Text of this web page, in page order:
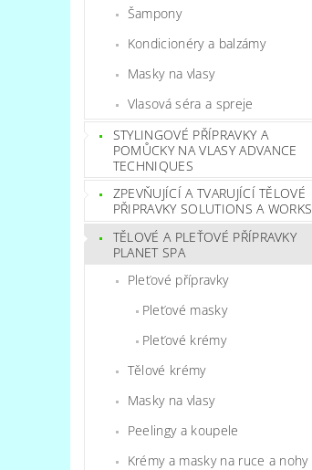
Šampony
Kondicionéry a balzámy
Masky na vlasy
Vlasová séra a spreje
STYLINGOVÉ PŘÍPRAVKY A
POMŮCKY NA VLASY ADVANCE
TECHNIQUES
ZPEVŇUJÍCÍ A TVARUJÍCÍ TĚLOVÉ
PŘIPRAVKY SOLUTIONS A WORKS
TĚLOVÉ A PLEŤOVÉ PŘÍPRAVKY
PLANET SPA
Pleťové přípravky
Pleťové masky
Pleťové krémy
Tělové krémy
Masky na vlasy
Peelingy a koupele
Krémy a masky na ruce a nohy